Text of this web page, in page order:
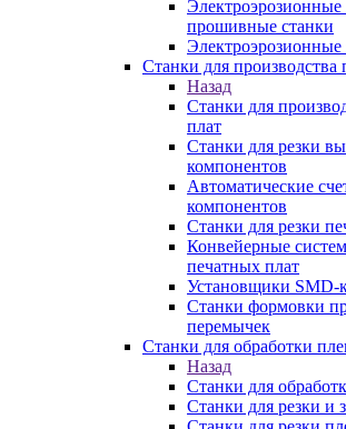
Электроэрозионные
прошивные станки
Электроэрозионные
Станки для производства
Назад
Станки для
плат
Станки для резки
компонентов
Автоматические
компонентов
Станки для резки
Конвейерные
печатных плат
Установщики SMD-
Станки формовки
перемычек
Станки для обработки
Назад
Станки для
Станки для резки и